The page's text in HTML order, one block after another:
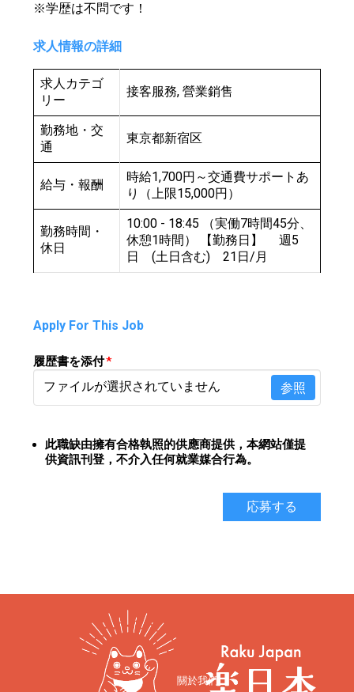
※学歴は不問です！
求人情報の詳細
求人カテゴ
リー
接客服務, 營業銷售
勤務地・交
通
東京都新宿区
給与・報酬
時給1,700円～交通費サポートあ
り（上限15,000円）
勤務時間・
休日
10:00 - 18:45 （実働7時間45分、
休憩1時間） 【勤務日】 週5
日 (土日含む) 21日/月
Apply For This Job
履歴書を添付*
ファイルが選択されていません 参照
此職缺由擁有合格執照的供應商提供， 本網站僅提
供資訊刊登，不介入任何就業媒合行為。
応募する
關於我們